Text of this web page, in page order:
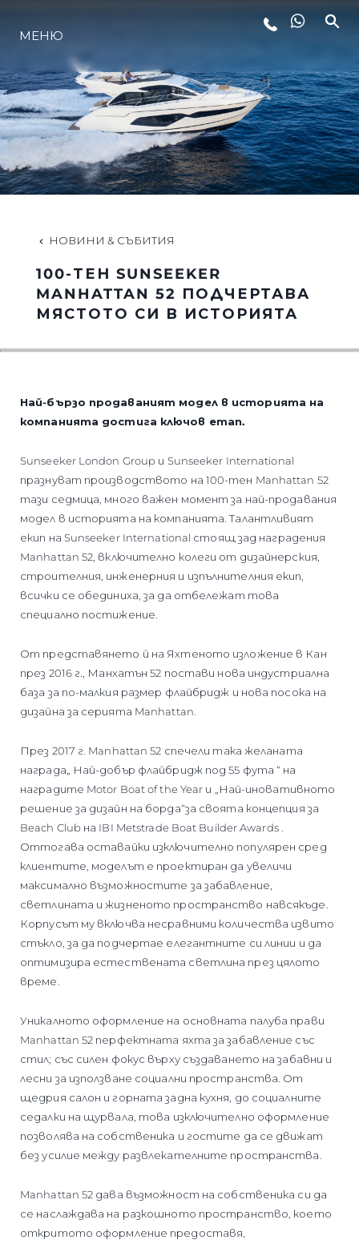
ИНОВАЦИЯ
КОМПАНИЯТА
ЕКИПЪТ
НАСЛЕДСТВО
ОЦЕНЕТЕ ВАШАТА ЯХТА
МЕНЮ
НОВИНИ & СЪБИТИЯ
100-ТЕН SUNSEEKER
MANHATTAN 52 ПОДЧЕРТАВА
МЯСТОТО СИ В ИСТОРИЯТА
Най-бързо продаваният модел в историята на
компанията достига ключов етап.
Sunseeker London Group и Sunseeker International
празнуват производството на 100-тен Manhattan 52
тази седмица, много важен момент за най-продавания
модел в историята на компанията. Талантливият
екип на Sunseeker International стоящ зад наградения
Manhattan 52, включително колеги от дизайнерския,
строителния, инженерния и изпълнителния екип,
всички се обединиха, за да отбележат това
специално постижение.
От представянето й на Яхтеното изложение в Кан
през 2016 г., Манхатън 52 постави нова индустриална
база за по-малкия размер флайбридж и нова посока на
дизайна за серията Manhattan.
През 2017 г. Manhattan 52 спечели така желаната
награда„ Най-добър флайбридж под 55 фута “ на
наградите Motor Boat of the Year и „Най-иновативното
решение за дизайн на борда“за своята концепция за
Beach Club на IBI Metstrade Boat Builder Awards .
Оттогава оставайки изключително популярен сред
клиентите, моделът е проектиран да увеличи
максимално възможностите за забавление,
светлината и жизненото пространство навсякъде.
Корпусът му включва несравними количества извито
стъкло, за да подчертае елегантните си линии и да
оптимизира естествената светлина през цялото
време.
Уникалното оформление на основната палуба прави
Manhattan 52 перфектната яхта за забавление със
стил; със силен фокус върху създаването на забавни и
лесни за използване социални пространства. От
щедрия салон и горната задна кухня, до социалните
седалки на щурвала, това изключително оформление
позволява на собственика и гостите да се движат
без усилие между развлекателните пространства.
Manhattan 52 дава възможност на собственика си да
се наслаждава на разкошното пространство, което
откритото оформление предоставя,